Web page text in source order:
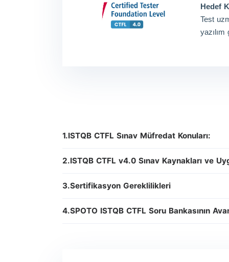
Hedef
Test
yazılım
1.ISTQB CTFL Sınav Müfredat Konuları:
2.ISTQB CTFL v4.0 Sınav Kaynakları ve
3.Sertifikasyon Gereklilikleri
4.SPOTO ISTQB CTFL Soru Bankasının